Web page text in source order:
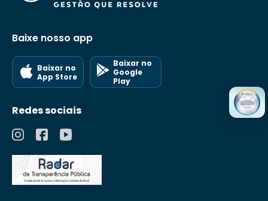
Baixe nosso app
Baixar no
App Store
Baixar no
Google
Play
Redes sociais